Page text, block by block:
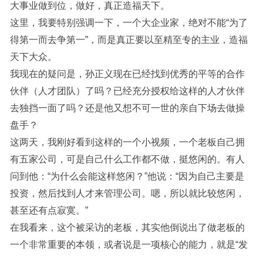
大事业做到位，做好，真正造福天下。
这里，我要特别强调一下，一个大企业家，绝对不能“为了
得第一而去争第一”，而是真正要以至精至专的主业，造福
天下大众。
我现在的疑问是，孙正义现在已经找到优秀的平等的合作
伙伴（人才团队）了吗？已经充分授权给这样的人才伙伴
去独挡一面了吗？还是他又想不可一世的亲自下场去做操
盘手？
这两天，我刚好看到这样的一个小视频，一个老板自己拥
有五家公司，可是自己什么工作都不做，挺悠闲的。有人
问到他：“为什么会能这样悠闲？”他说：“因为自己主要是
投资，然后找到人才来管理公司。嗯，所以就比较悠闲，
甚至还有点寂寞。”
在我看来，这个被采访的老板，其实他倒说出了做老板的
一个非常重要的本领，或者说是一项核心的能力，就是“发